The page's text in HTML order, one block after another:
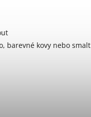
barevné kovy nebo smalt